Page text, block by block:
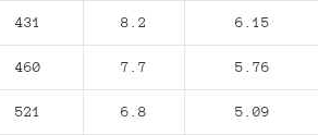
431 8.2 6.15
460 7.7 5.76
521 6.8 5.09